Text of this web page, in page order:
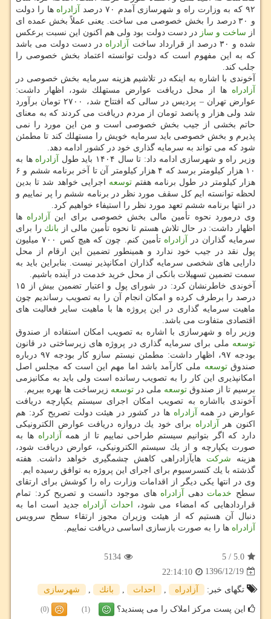
۹۲ كه به وزارت راه و شهرسازی آمدم ۷۰ درصد
آزادراه ها را دولت
و ۳۰ درصد را بخش خصوصی می ساخت. یعنی عملاً بخش عمده ای
از ساخت و ساز در دست دولت بود ولی هم اكنون این نسبت برعكس
شده و ۳۰ درصد از قرارداد ساخت
آزادراه در دست دولت می باشد
كه به این مفهوم است كه دولت توانسته اعتماد بخش خصوصی را
جلب كند.
آخوندی با اشاره به اینكه در تلاشیم هزینه سرمایه بخش خصوصی در
آزادراه ها از محل دریافت عوارض مستهلك شود، اظهار داشت:
عوارض تهران – پردیس در سالی كه افتتاح شد، ۲۷۰۰ تومان برآورد
شد ولی هزار و پانصد تومان از مردم دریافت می كردند كه به معنای
حاتم بخشی از جیب بخش خصوصی است و من این مورد را نمی
پذیرم و بخش خصوصی باید سرمایه خویش را مستهلك كند تا مطمئن
شود كه می تواند به سرمایه گذاری خود در كشور ادامه دهد.
وزیر راه و شهرسازی ادامه داد: تا سال ۱۴۰۴ باید طول
آزادراه ها به
۱۰ هزار كیلومتر برسد كه ۴ هزار كیلومتر آن تا آخر برنامه ششم و ۶
هزار كیلومتر در طول برنامه هفتمتوسعه اجرایی خواهد شد تا بدین
لحظه توانسته ایم كل سقف مورد نظر در برنامه ششم را پر نماییم و
در انتها برنامه ششم تعهد مورد نظر را استیفاء خواهیم كرد.
وی درمورد نحوه تأمین مالی بخش خصوصی برای این آزادراه ها
اظهار داشت: در حال تلاش هستم تا نحوه تأمین مالی از بانك را برای
سرمایه گذاران در آزادراه
تأمین كنم. چون كه هیچ كس ۷۰۰ میلیون
پول نقد در جیب خود ندارد و همینطور تضمین این ارقام از محل
دارایی های شخصی سرمایه گذاران امكانپذیر نیست. بنابراین باید به
سمت تضمین تسهیلات بانكی از محل خرید خدمت در آینده باشیم.
آخوندی خاطرنشان كرد: در شورای پول و اعتبار تضمین بیش از ۱۵
درصد را برطرف كرده و امكان انجام آن را به تصویب رساندیم چون
ماهیت سرمایه گذاری در این پروژه ها با ماهیت سایر فعالیت های
اقتصادی متفاوت می باشد.
وزیر راه و شهرسازی با اشاره به تصویب امكان استفاده از صندوق
توسعه ملی برای سرمایه گذاری در پروژه های زیرساختی در قانون
بودجه ۹۷، اظهار داشت: مطمئن نیستم سازو كار بودجه ۹۷ درباره
صندوقتوسعه ملی كارآمد باشد اما مهم این است كه مجلس اصل
امكانپذیری این كار را به تصویب رسانده است ولی باید به مكانیزمی
برسیم تا از صندوق توسعه ملی در توسعه زیرساخت ها بهره ببریم.
آخوندی بااشاره به تصویب امكان اجرای سیستم یكپارچه دریافت
عوارض در همه آزادراه ها در كشور در هیئت دولت تصریح كرد: هم
اكنون هر آزادراه برای خود یك دروازه دریافت عوارض الكترونیكی
دارد كه اگر بتوانیم سیستم طراحی نماییم تا از همه آزادراه ها به
صورت یكپارچه و از یك سیستم الكترونیكی، عوارض دریافت شود،
هزینه شركت هایآزادراهی كاهش چشمگیری خواهد داشت. هفته
گذشته با یك كنسرسیوم برای اجرای این پروژه به توافق رسیده ایم.
وی در انتها یكی دیگر از اقدامات وزارت راه را كوشش برای ارتقای
سطح خدمات دهی آزادراه های موجود دانست و تصریح كرد: تمام
قراردادهایی كه امضاء می شود، احداث آزادراه جدید است اما به
دنبال آن هستیم كه از هیئت وزیران مجوز ارتقاء سطح سرویس
آزادراه ها را به صورت بازسازی اساسی دریافت نماییم.
5.0
/
5
5134
1396/12/19
22:14:10
تگهای خبر:
آزادراه احداث بانك شهرسازی
این پست مرکز املاک را می پسندید؟ (1)
(0)